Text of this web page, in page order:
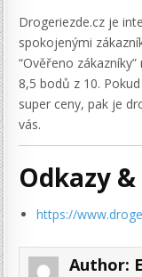
Drogeriezde.cz je
spokojenými
“Ověřeno
8,5 bodů z 10.
super ceny, pak je
vás.
Odkazy
https://
Author: